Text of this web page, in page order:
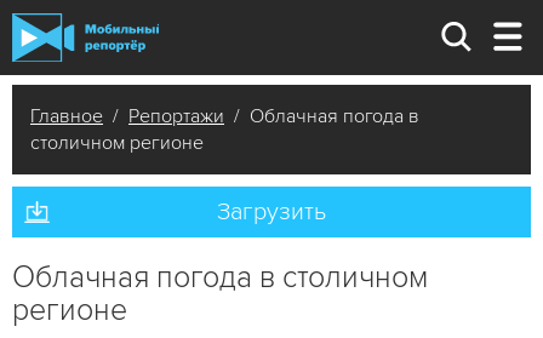
Главное / Репортажи / Облачная погода в
столичном регионе
Загрузить
Облачная погода в столичном
регионе